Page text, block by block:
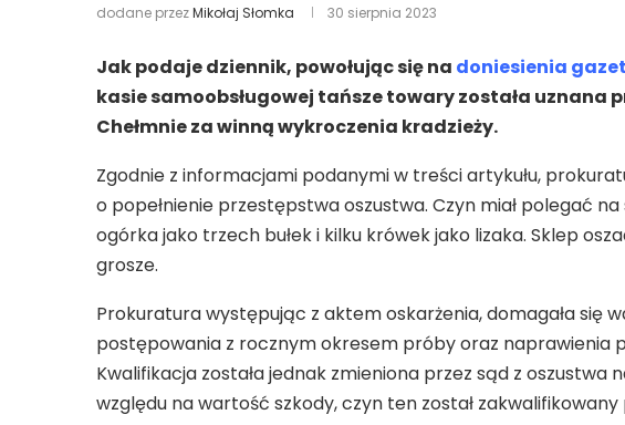
dodane przezMikołaj Słomka 30 sierpnia 2023
Jak podaje dziennik, powołując się na doniesienia
kasie samoobsługowej tańsze towary została uznana
Chełmnie za winną wykroczenia kradzieży.
Zgodnie z informacjami podanymi w treści artykułu,
o popełnienie przestępstwa oszustwa. Czyn miał polegać
ogórka jako trzech bułek i kilku krówek jako lizaka. Sklep
grosze.
Prokuratura występując z aktem oskarżenia, domagała się
postępowania z rocznym okresem próby oraz naprawienia
Kwalifikacja została jednak zmieniona przez sąd z oszustwa
względu na wartość szkody, czyn ten został